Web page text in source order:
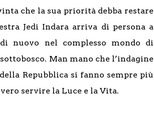
che la sua priorità debba restare
Jedi Indara arriva di persona a
nuovo nel complesso mondo di
Man mano che l’indagine
Repubblica si fanno sempre più
servire la Luce e la Vita.